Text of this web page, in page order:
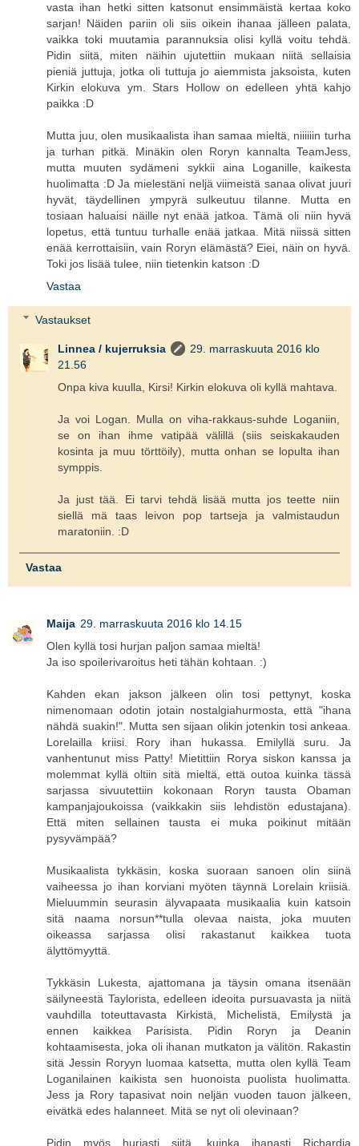
vasta ihan hetki sitten katsonut ensimmäistä kertaa koko
sarjan! Näiden pariin oli siis oikein ihanaa jälleen palata,
vaikka toki muutamia parannuksia olisi kyllä voitu tehdä.
Pidin siitä, miten näihin ujutettiin mukaan niitä sellaisia
pieniä juttuja, jotka oli tuttuja jo aiemmista jaksoista, kuten
Kirkin elokuva ym. Stars Hollow on edelleen yhtä kahjo
paikka :D
Mutta juu, olen musikaalista ihan samaa mieltä, niiiiiin turha
ja turhan pitkä. Minäkin olen Roryn kannalta TeamJess,
mutta muuten sydämeni sykkii aina Loganille, kaikesta
huolimatta :D Ja mielestäni neljä viimeistä sanaa olivat juuri
hyvät, täydellinen ympyrä sulkeutuu tilanne. Mutta en
tosiaan haluaisi näille nyt enää jatkoa. Tämä oli niin hyvä
lopetus, että tuntuu turhalle enää jatkaa. Mitä niissä sitten
enää kerrottaisiin, vain Roryn elämästä? Eiei, näin on hyvä.
Toki jos lisää tulee, niin tietenkin katson :D
Vastaa
Vastaukset
Linnea / kujerruksia
29. marraskuuta 2016 klo
21.56
Onpa kiva kuulla, Kirsi! Kirkin elokuva oli kyllä mahtava.
Ja voi Logan. Mulla on viha-rakkaus-suhde Loganiin,
se on ihan ihme vatipää välillä (siis seiskakauden
kosinta ja muu törttöily), mutta onhan se lopulta ihan
symppis.
Ja just tää. Ei tarvi tehdä lisää mutta jos teette niin
siellä mä taas leivon pop tartseja ja valmistaudun
maratoniin. :D
Vastaa
Maija 29. marraskuuta 2016 klo 14.15
Olen kyllä tosi hurjan paljon samaa mieltä!
Ja iso spoilerivaroitus heti tähän kohtaan. :)
Kahden ekan jakson jälkeen olin tosi pettynyt, koska
nimenomaan odotin jotain nostalgiahurmosta, että "ihana
nähdä suakin!". Mutta sen sijaan olikin jotenkin tosi ankeaa.
Lorelailla kriisi. Rory ihan hukassa. Emilyllä suru. Ja
vanhentunut miss Patty! Mietittiin Rorya siskon kanssa ja
molemmat kyllä oltiin sitä mieltä, että outoa kuinka tässä
sarjassa sivuutettiin kokonaan Roryn tausta Obaman
kampanjajoukoissa (vaikkakin siis lehdistön edustajana).
Että miten sellainen tausta ei muka poikinut mitään
pysyvämpää?
Musikaalista tykkäsin, koska suoraan sanoen olin siinä
vaiheessa jo ihan korviani myöten täynnä Lorelain kriisiä.
Mieluummin seurasin älyvapaata musikaalia kuin katsoin
sitä naama norsun**tulla olevaa naista, joka muuten
oikeassa sarjassa olisi rakastanut kaikkea tuota
älyttömyyttä.
Tykkäsin Lukesta, ajattomana ja täysin omana itsenään
säilyneestä Taylorista, edelleen ideoita pursuavasta ja niitä
vauhdilla toteuttavasta Kirkistä, Michelistä, Emilystä ja
ennen kaikkea Parisista. Pidin Roryn ja Deanin
kohtaamisesta, joka oli ihanan mutkaton ja välitön. Rakastin
sitä Jessin Roryyn luomaa katsetta, mutta olen kyllä Team
Loganilainen kaikista sen huonoista puolista huolimatta.
Jess ja Rory tapasivat noin neljän vuoden tauon jälkeen,
eivätkä edes halanneet. Mitä se nyt oli olevinaan?
Pidin myös hurjasti siitä, kuinka ihanasti Richardia